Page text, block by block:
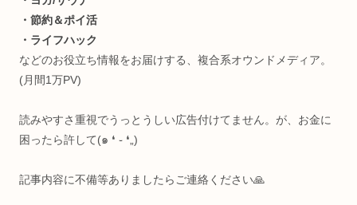
知的好奇心強めな人向けに
・ヨガ/サウナ